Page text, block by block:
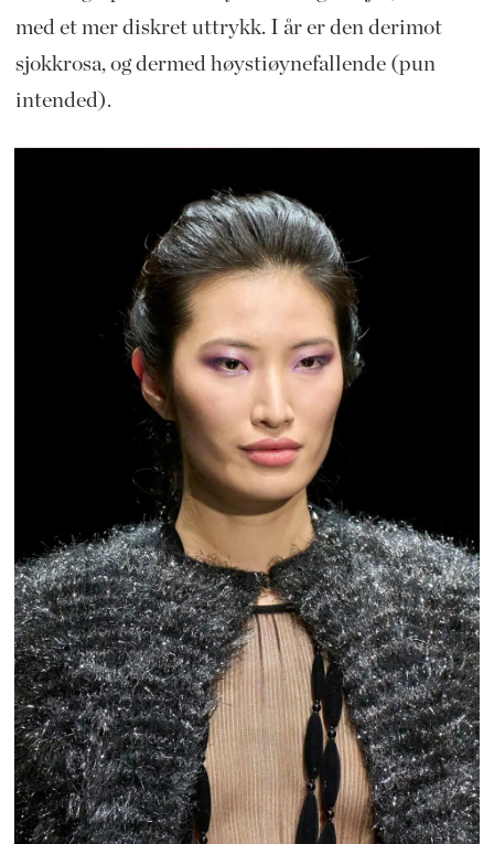
med et mer diskret uttrykk. I år er den derimot
sjokkrosa, og dermed høystiøynefallende (pun
intended).